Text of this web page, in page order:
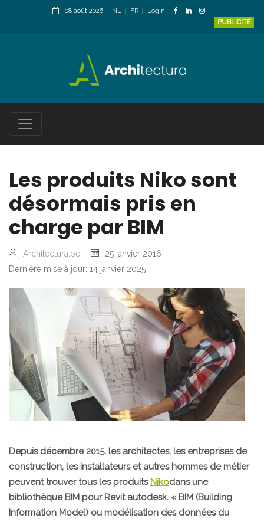
08 août 2026 NL FR
Login
PUBLICITÉ
Les produits Niko sont
désormais pris en
charge par BIM
Architectura.be
25 janvier 2016
Dernière mise à jour: 14 janvier 2025
Depuis décembre 2015, les architectes, les entreprises de
construction, les installateurs et autres hommes de métier
peuvent trouver tous les produits Nikodans une
bibliothèque BIM pour Revit autodesk. « BIM (Building
Information Model) ou modélisation des données du